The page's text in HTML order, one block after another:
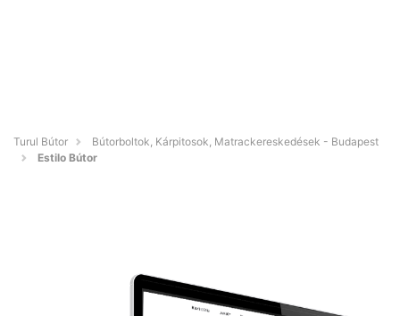
Turul Bútor
Bútorboltok, Kárpitosok, Matrackereskedések - Budapest
Estilo Bútor